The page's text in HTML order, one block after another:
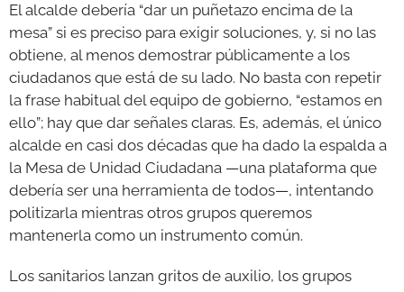
El alcalde debería “dar un puñetazo encima de la
mesa” si es preciso para exigir soluciones, y, si no las
obtiene, al menos demostrar públicamente a los
ciudadanos que está de su lado. No basta con repetir
la frase habitual del equipo de gobierno, “estamos en
ello”; hay que dar señales claras. Es, además, el único
alcalde en casi dos décadas que ha dado la espalda a
la Mesa de Unidad Ciudadana —una plataforma que
debería ser una herramienta de todos—, intentando
politizarla mientras otros grupos queremos
mantenerla como un instrumento común.
Los sanitarios lanzan gritos de auxilio, los grupos